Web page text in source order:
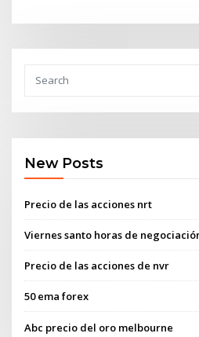
New Posts
Precio de las acciones nrt
Viernes santo horas de
Precio de las acciones de nvr
50 ema forex
Abc precio del oro melbourne